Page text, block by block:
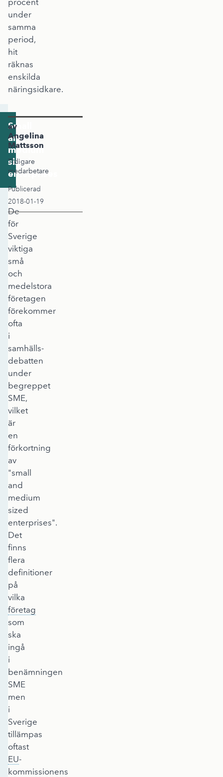
procent
under
samma
period,
hit
räknas
enskilda
näringsidkare.
Small
and
medium
sized
enterprises
De
för
Sverige
viktiga
små
och
medelstora
företagen
förekommer
ofta
i
samhälls-
debatten
under
begreppet
SME,
vilket
är
en
förkortning
av
"small
and
medium
sized
enterprises".
Det
finns
flera
definitioner
på
vilka
företag
som
ska
ingå
i
benämningen
SME
men
i
Sverige
tillämpas
oftast
EU-
kommissionens
av
Angelina
Mattsson
Tidigare
medarbetare
Publicerad
2018-01-19